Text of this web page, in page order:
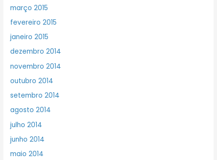
março 2015
fevereiro 2015
janeiro 2015
dezembro 2014
novembro 2014
outubro 2014
setembro 2014
agosto 2014
julho 2014
junho 2014
maio 2014